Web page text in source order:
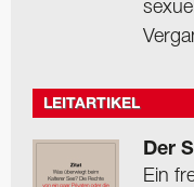
LEITARTIKEL
Der
Ein